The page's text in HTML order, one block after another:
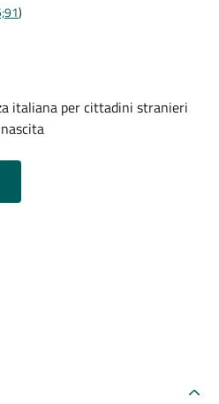
)
italiana per cittadini stranieri